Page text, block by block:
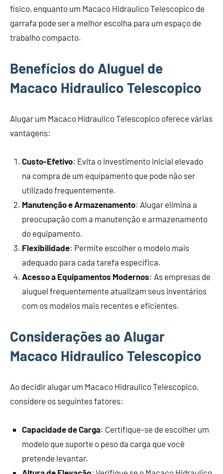
físico, enquanto um Macaco Hidraulico Telescopico de
garrafa pode ser a melhor escolha para um espaço de
trabalho compacto.
Benefícios do Aluguel de
Macaco Hidraulico Telescopico
Alugar um Macaco Hidraulico Telescopico oferece várias
vantagens:
Custo-Efetivo: Evita o investimento inicial elevado
na compra de um equipamento que pode não ser
utilizado frequentemente.
Manutenção e Armazenamento: Alugar elimina a
preocupação com a manutenção e armazenamento
do equipamento.
Flexibilidade: Permite escolher o modelo mais
adequado para cada tarefa específica.
Acesso a Equipamentos Modernos: As empresas de
aluguel frequentemente atualizam seus inventários
com os modelos mais recentes e eficientes.
Considerações ao Alugar
Macaco Hidraulico Telescopico
Ao decidir alugar um Macaco Hidraulico Telescopico,
considere os seguintes fatores:
Capacidade de Carga: Certifique-se de escolher um
modelo que suporte o peso da carga que você
pretende levantar.